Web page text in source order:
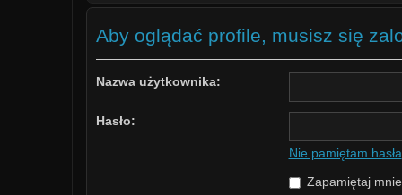
Aby oglądać profile, musisz się
Nazwa użytkownika:
Hasło:
Nie pamiętam hasła
Zapamiętaj mnie